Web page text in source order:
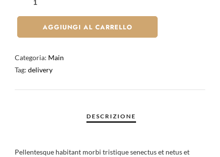
AGGIUNGI AL CARRELLO
Categoria: Main
Tag: delivery
Pellentesque habitant morbi tristique senectus et netus et